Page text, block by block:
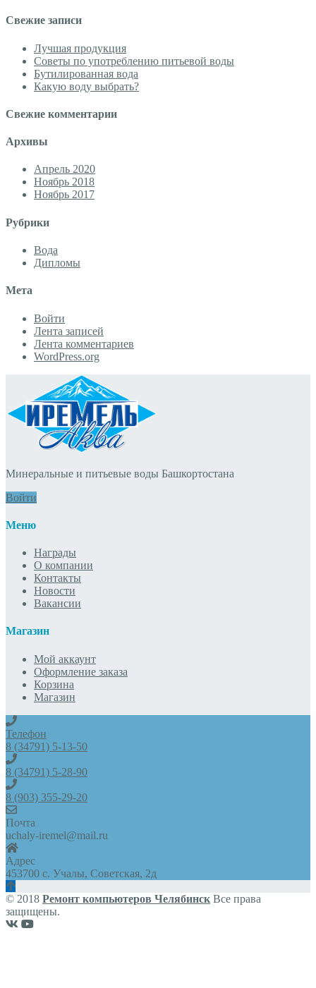
Свежие записи
Лучшая продукция
Советы по употреблению питьевой воды
Бутилированная вода
Какую воду выбрать?
Свежие комментарии
Архивы
Апрель 2020
Ноябрь 2018
Ноябрь 2017
Рубрики
Вода
Дипломы
Мета
Войти
Лента записей
Лента комментариев
WordPress.org
Минеральные и питьевые воды Башкортостана
Войти
Меню
Награды
О компании
Контакты
Новости
Вакансии
Магазин
Мой аккаунт
Оформление заказа
Корзина
Магазин
Телефон
8 (34791) 5-13-50
8 (34791) 5-28-90
8 (903) 355-29-20
Почта
uchaly-iremel@mail.ru
Адрес
453700 с. Учалы, Советская, 2д
© 2018 Ремонт компьютеров Челябинск Все права
защищены.